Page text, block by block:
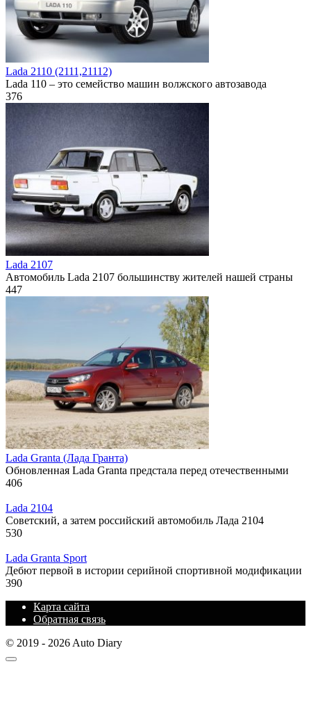
Lada 2110 (2111,21112)
Lada 110 – это семейство машин волжского автозавода
376
Lada 2107
Автомобиль Lada 2107 большинству жителей нашей страны
447
Lada Granta (Лада Гранта)
Обновленная Lada Granta предстала перед отечественными
406
Lada 2104
Советский, а затем российский автомобиль Лада 2104
530
Lada Granta Sport
Дебют первой в истории серийной спортивной модификации
390
Карта сайта
Обратная связь
© 2019 - 2026 Auto Diary